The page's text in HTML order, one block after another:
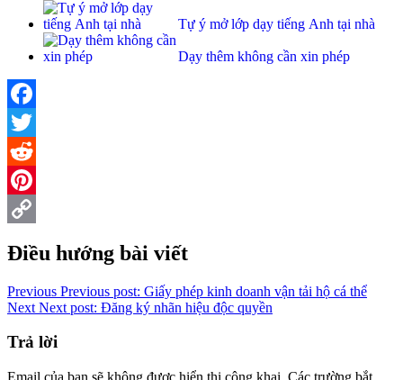
Tự ý mở lớp dạy tiếng Anh tại nhà
Dạy thêm không cần xin phép
Facebook
Twitter
Reddit
Pinterest
Điều hướng bài viết
Previous Previous post: Giấy phép kinh doanh vận tải hộ cá thể
Next Next post: Đăng ký nhãn hiệu độc quyền
Trả lời
Email của bạn sẽ không được hiển thị công khai. Các trường bắt